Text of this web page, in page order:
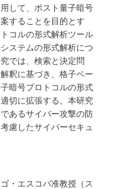
して、ポスト量子暗号
することを目的とす
コルの形式解析ツール
ステムの形式解析につ
では、検索と決定問
釈に基づき、格子ベー
暗号プロトコルの形式
切に拡張する。本研究
あるサイバー攻撃の防
慮したサイバーセキュ
・エスコバ准教授（ス